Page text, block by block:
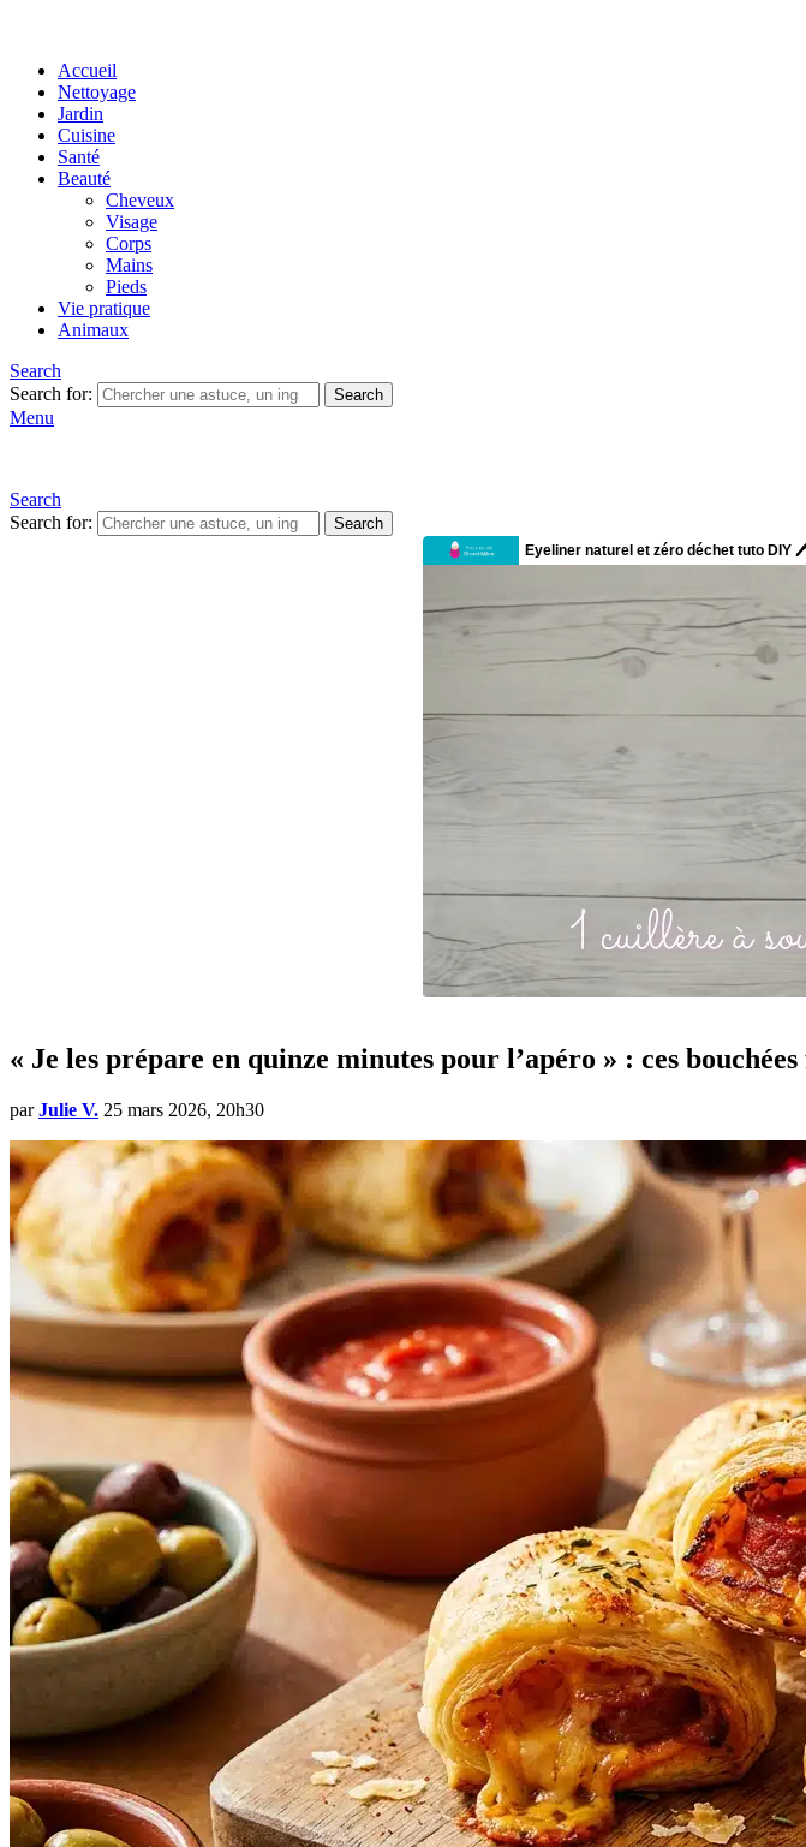
Accueil
Nettoyage
Jardin
Cuisine
Santé
Beauté
Cheveux
Visage
Corps
Mains
Pieds
Vie pratique
Animaux
Search
Search for:
Search
Menu
Search
Search for:
Search
« Je les prépare en quinze minutes pour l’apéro » : ces
par Julie V. 25 mars 2026, 20h30